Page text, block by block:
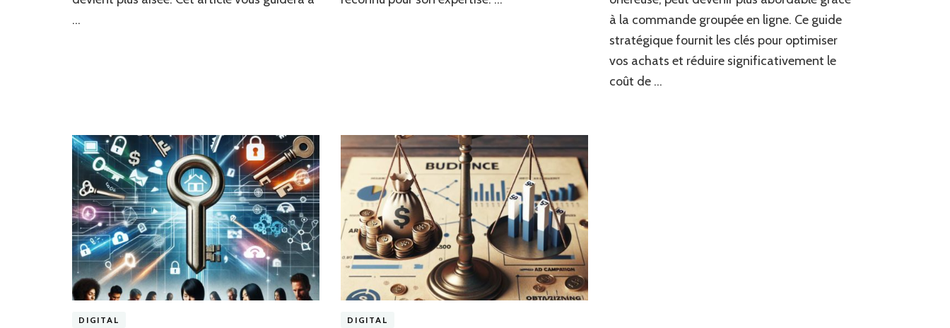
…
pour
Commande
Groupée
à la commande groupée en ligne. Ce guide
stratégique fournit les clés pour optimiser
vos achats et réduire significativement le
coût de …
DIGITAL DIGITAL